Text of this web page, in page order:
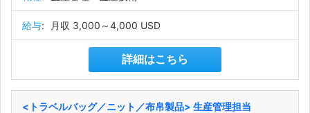
給与: 月収 3,000～4,000 USD
詳細はこちら
<トラベルバッグ／ニット／布帛製品> 生産管理担当